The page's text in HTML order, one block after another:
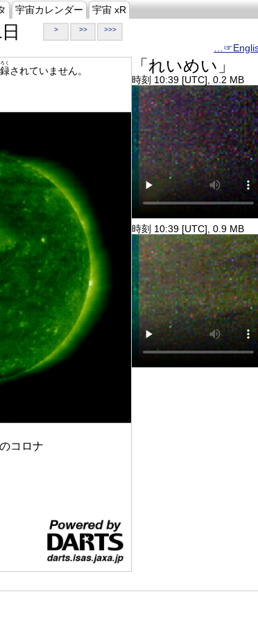
宇宙カレンダー 宇宙 xR
> >> >>>
く
されていません。
コロナ
「れいめい」
時刻 10:39 [UTC], 0.2 MB
時刻 10:39 [UTC], 0.9 MB